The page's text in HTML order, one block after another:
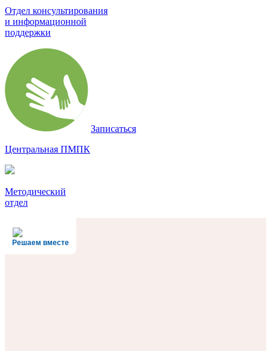
Отдел консультирования
и информационной
поддержки
Записаться
Центральная ПМПК
Методический
отдел
Решаем вместе